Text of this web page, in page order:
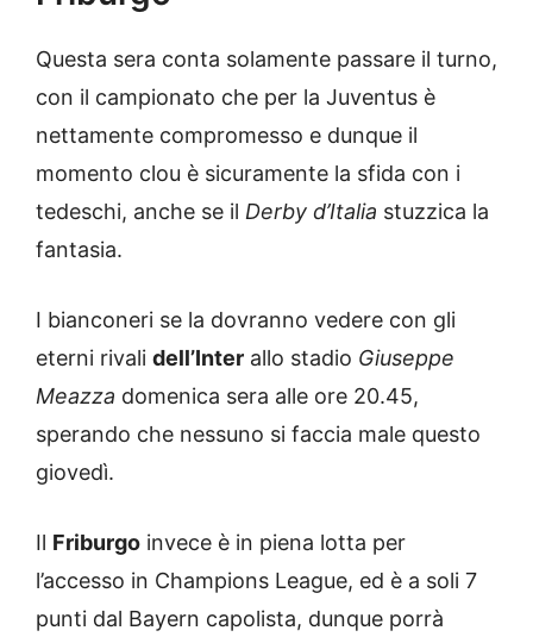
Questa sera conta solamente passare il turno,
con il campionato che per la Juventus è
nettamente compromesso e dunque il
momento clou è sicuramente la sfida con i
tedeschi, anche se il Derby d’Italia stuzzica la
fantasia.
I bianconeri se la dovranno vedere con gli
eterni rivali dell’Inter allo stadio Giuseppe
Meazza domenica sera alle ore 20.45,
sperando che nessuno si faccia male questo
giovedì.
Il Friburgo invece è in piena lotta per
l’accesso in Champions League, ed è a soli 7
punti dal Bayern capolista, dunque porrà